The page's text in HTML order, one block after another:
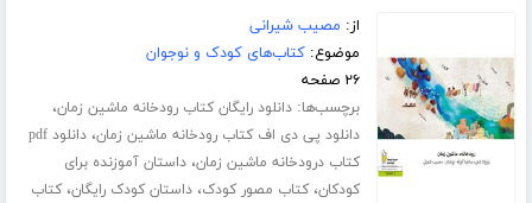
از: مصیب شیرانی
موضوع:کتاب‌های کودک و نوجوان
۲۶ صفحه
برچسب‌ها:دانلود رایگان کتاب رودخانه ماشین زمان،
دانلود پی دی اف کتاب رودخانه ماشین زمان،
دانلود pdf
کتاب درودخانه ماشین زمان،داستان آموزنده برای
کودکان،کتاب مصور کودک،داستان کودک رایگان،کتاب